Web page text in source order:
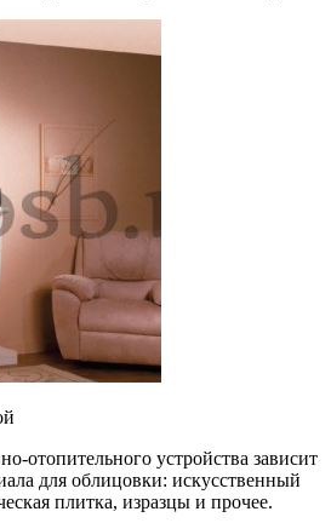
отопительного устройства зависит
для облицовки: искусственный
плитка, изразцы и прочее.